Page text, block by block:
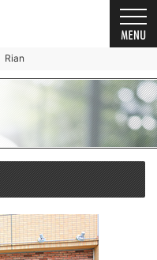
Rian
市の新築戸建て・注文住宅・自由設
千葉市・船橋市）の工務店なら一級